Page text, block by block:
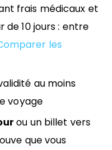
frais médicaux et
de 10 jours : entre
les
au moins
voyage
ou un billet vers
que vous